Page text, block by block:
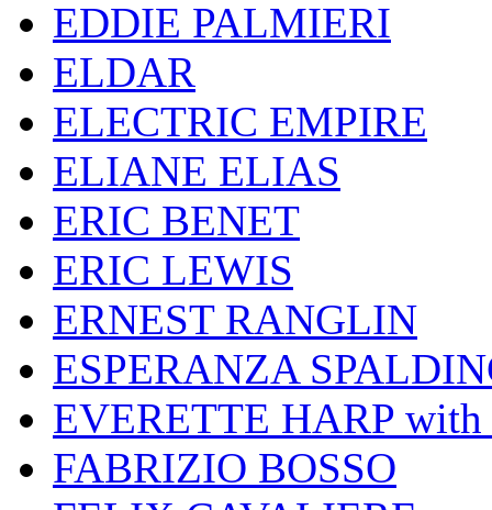
EDDIE PALMIERI
ELDAR
ELECTRIC EMPIRE
ELIANE ELIAS
ERIC BENET
ERIC LEWIS
ERNEST RANGLIN
ESPERANZA
EVERETTE HARP
FABRIZIO BOSSO